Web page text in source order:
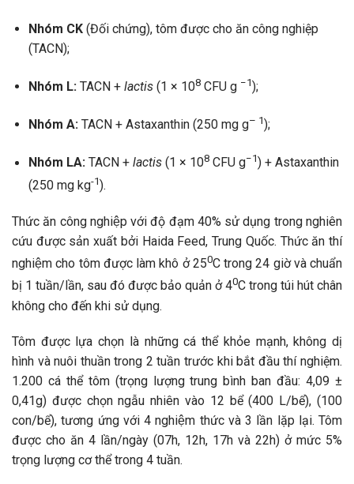
Nhóm CK(Đối chứng), tôm được cho ăn công nghiệp
(TACN);
Nhóm L:TACN + lactis(1 × 108CFU g −1);
Nhóm A:TACN + Astaxanthin (250 mg g– 1);
Nhóm LA:TACN +lactis (1 × 108CFU g−1) + Astaxanthin
(250 mg kg-1).
Thức ăn công nghiệp với độ đạm 40% sử dụng trong nghiên
cứu được sản xuất bởi Haida Feed, Trung Quốc. Thức ăn thí
nghiệm cho tôm được làm khô ở 250C trong 24 giờ và chuẩn
bị 1 tuần/lần, sau đó được bảo quản ở 40C trong túi hút chân
không cho đến khi sử dụng.
Tôm được lựa chọn là những cá thể khỏe mạnh, không dị
hình và nuôi thuần trong 2 tuần trước khi bắt đầu thí nghiệm.
1.200 cá thể tôm (trọng lượng trung bình ban đầu: 4,09 ±
0,41g) được chọn ngẫu nhiên vào 12 bể (400 L/bể), (100
con/bể), tương ứng với 4 nghiệm thức và 3 lần lặp lại. Tôm
được cho ăn 4 lần/ngày (07h, 12h, 17h và 22h) ở mức 5%
trọng lượng cơ thể trong 4 tuần.